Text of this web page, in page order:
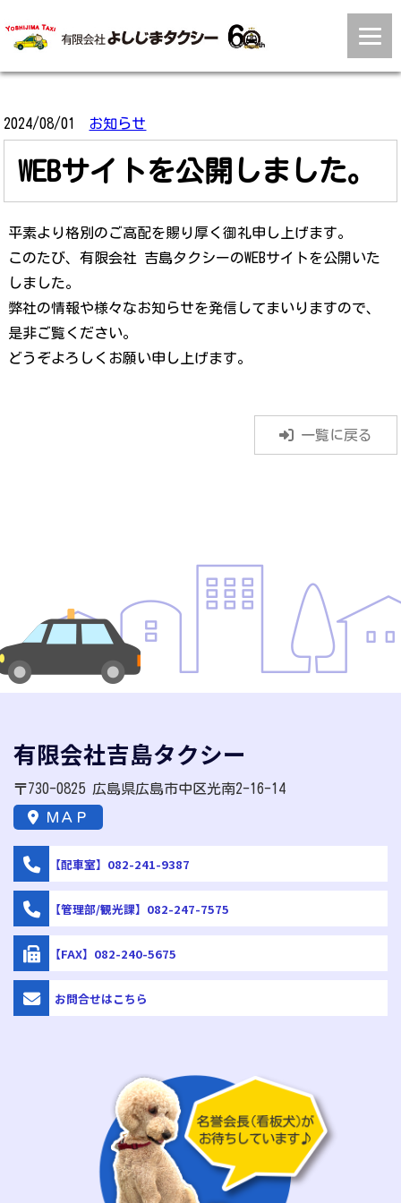
2024/08/01 お知らせ
WEBサイトを公開しました。
平素より格別のご高配を賜り厚く御礼申し上げます。
このたび、有限会社 吉島タクシーのWEBサイトを公開いた
しました。
弊社の情報や様々なお知らせを発信してまいりますので、
是非ご覧ください。
どうぞよろしくお願い申し上げます。
一覧に戻る
有限会社吉島タクシー
〒730-0825 広島県広島市中区光南2-16-14
ＭＡＰ
【配車室】082-241-9387
【管理部/観光課】082-247-7575
【FAX】082-240-5675
お問合せはこちら